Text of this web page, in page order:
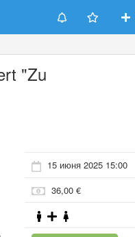
"Zu
15 июня 2025 15:00
36,00 €